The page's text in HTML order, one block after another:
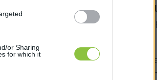
or Sharing
for which it
között azt, hogy a Magyar
annak egyáltalán milyen
ötvenezer háztartás
vezetékes internetet.